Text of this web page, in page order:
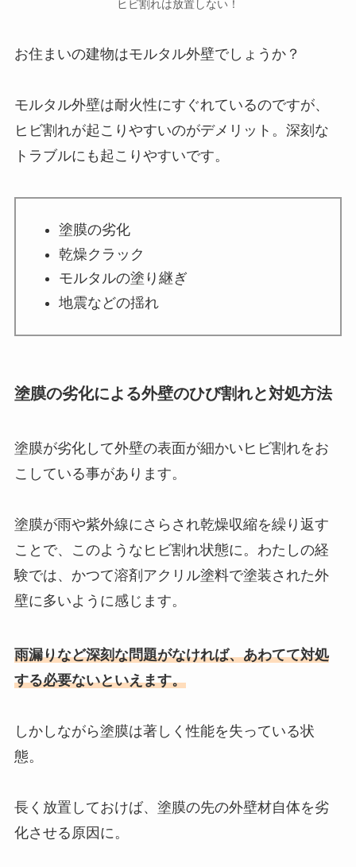
ヒビ割れは放置しない！
お住まいの建物はモルタル外壁でしょうか？
モルタル外壁は耐火性にすぐれているのですが、
ヒビ割れが起こりやすいのがデメリット。深刻な
トラブルにも起こりやすいです。
塗膜の劣化
乾燥クラック
モルタルの塗り継ぎ
地震などの揺れ
塗膜の劣化による外壁のひび割れと対処方法
塗膜が劣化して外壁の表面が細かいヒビ割れをお
こしている事があります。
塗膜が雨や紫外線にさらされ乾燥収縮を繰り返す
ことで、このようなヒビ割れ状態に。わたしの経
験では、かつて溶剤アクリル塗料で塗装された外
壁に多いように感じます。
雨漏りなど深刻な問題がなければ、あわてて対処
する必要ないといえます。
しかしながら塗膜は著しく性能を失っている状
態。
長く放置しておけば、塗膜の先の外壁材自体を劣
化させる原因に。